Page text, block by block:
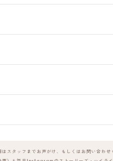
スタッフまでお声がけ、 もしくはお問い合わせ